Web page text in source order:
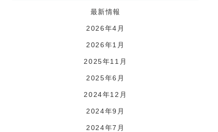
最新情報
2026年4月
2026年1月
2025年11月
2025年6月
2024年12月
2024年9月
2024年7月